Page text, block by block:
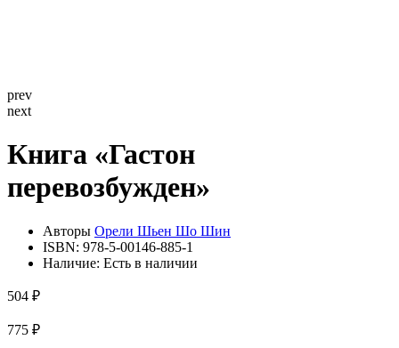
prev
next
Книга «Гастон
перевозбужден»
Авторы Орели Шьен Шо Шин
ISBN: 978-5-00146-885-1
Наличие: Есть в наличии
504 ₽
775 ₽